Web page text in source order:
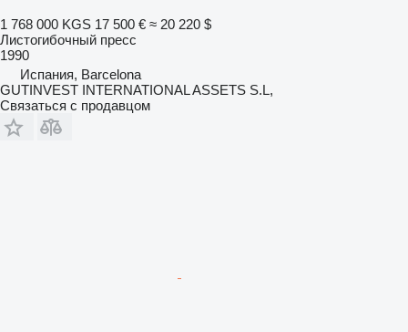
1 768 000 KGS 17 500 € ≈ 20 220 $
Листогибочный пресс
1990
Испания, Barcelona
GUTINVEST INTERNATIONAL ASSETS S.L,
Связаться с продавцом